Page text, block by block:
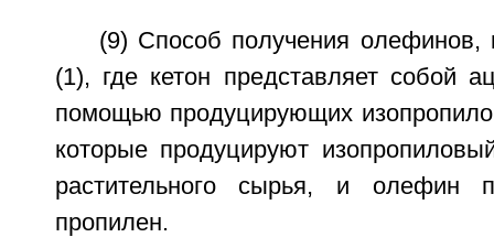
(9) Способ получения
(1), где кетон представляет собой
помощью продуцирующих
которые продуцируют
растительного сырья, и олефин
пропилен.